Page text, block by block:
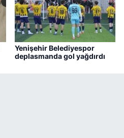
Yenişehir Belediyespor
deplasmanda gol yağdırdı